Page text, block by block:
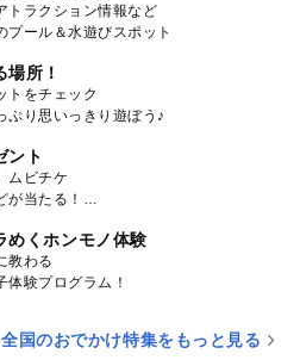
トラクション情報など
プール＆水遊びスポット
場所！
トをチェック
ぷり思いっきり遊ぼう♪
ント
ムビチケ
が当たる！
めくホンモノ体験
教わる
体験プログラム！
全国のおでかけ特集をもっと見る